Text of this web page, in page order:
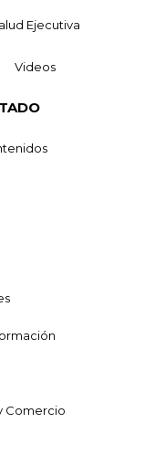
Ejecutiva
Videos
Comercio